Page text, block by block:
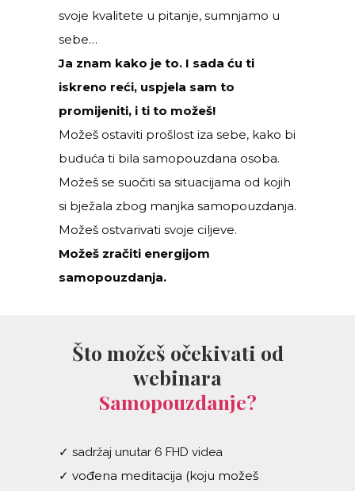
svoje kvalitete u pitanje, sumnjamo u
sebe…
Ja znam kako je to. I sada ću ti
iskreno reći, uspjela sam to
promijeniti, i ti to možeš!
Možeš ostaviti prošlost iza sebe, kako bi
buduća ti bila samopouzdana osoba.
Možeš se suočiti sa situacijama od kojih
si bježala zbog manjka samopouzdanja.
Možeš ostvarivati svoje ciljeve.
Možeš zračiti energijom
samopouzdanja.
Što možeš očekivati od
webinara
Samopouzdanje?
✓ sadržaj unutar 6 FHD videa
✓ vođena meditacija (koju možeš